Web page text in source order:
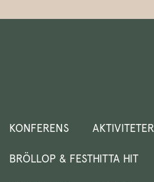
KONFERENS
BRÖLLOP & FEST
AKTIVITETER
HITTA HIT